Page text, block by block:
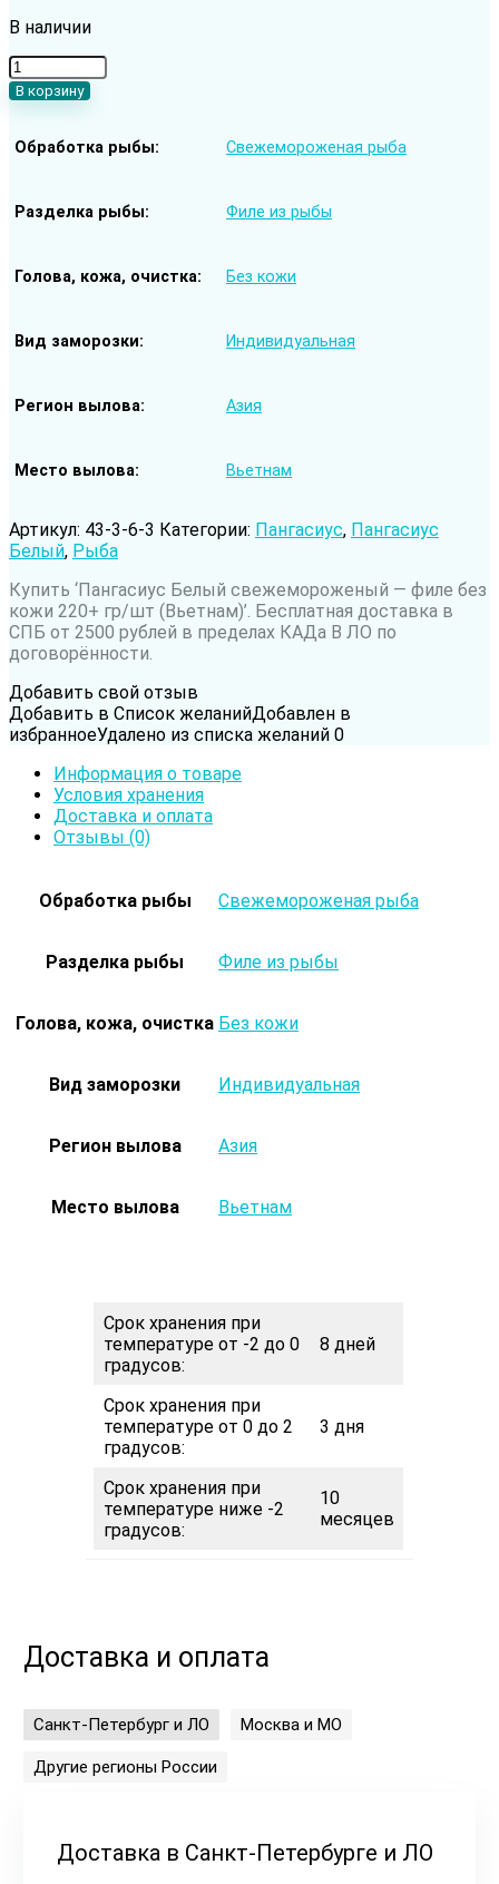
В наличии
Количество
товара
Пангасиус
cвежемороженый
без
гр/
В корзину
Обработка рыбы Свежемороженая рыба
Разделка рыбы Филе из рыбы
Голова, кожа, очистка Без кожи
Вид заморозки Индивидуальная
Регион вылова Азия
Место вылова Вьетнам
Артикул: 43-3-6-3 Категории: Пангасиус, Пангасиус
Белый, Рыба
Купить ‘Пангасиус Белый cвежемороженый — филе без
кожи 220+ гр/шт (Вьетнам)’. Бесплатная доставка в
СПБ от 2500 рублей в пределах КАДа В ЛО по
договорённости.
Добавить свой отзыв
Добавить в Список желанийДобавлен в
избранноеУдалено из списка желаний 0
Информация о товаре
Условия хранения
Доставка и оплата
Отзывы (0)
Обработка рыбы Свежемороженая рыба
Разделка рыбы Филе из рыбы
Голова, кожа, очистка Без кожи
Вид заморозки Индивидуальная
Регион вылова Азия
Место вылова Вьетнам
Срок хранения при
температуре от -2 до 0
градусов:
8 дней
Срок хранения при
температуре от 0 до 2
градусов:
3 дня
Срок хранения при
температуре ниже -2
градусов:
10
месяцев
Доставка и оплата
Санкт-Петербург и ЛО Москва и МО
Другие регионы России
Доставка в Санкт-Петербурге и ЛО